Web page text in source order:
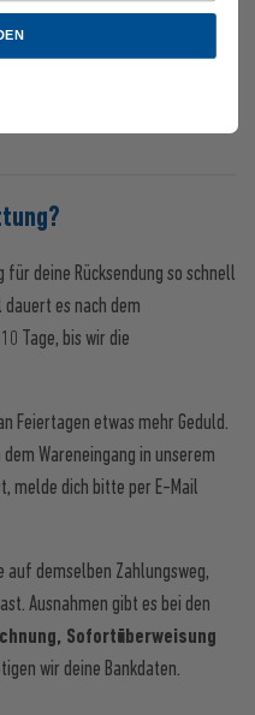
deine Rücksendung so schnell
es nach dem
Tage, bis wir die
Feiertagen etwas mehr Geduld.
Wareneingang in unserem
melde dich bitte per E-Mail
demselben Zahlungsweg,
Ausnahmen gibt es bei den
Sofortüberweisung
wir deine Bankdaten.